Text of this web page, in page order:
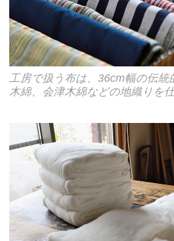
工房で扱う布は、36cm幅の伝統
木綿、会津木綿などの地織りを